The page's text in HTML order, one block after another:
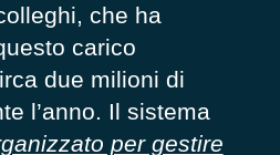
che ha
carico
due milioni di
l’anno. Il sistema
per gestire